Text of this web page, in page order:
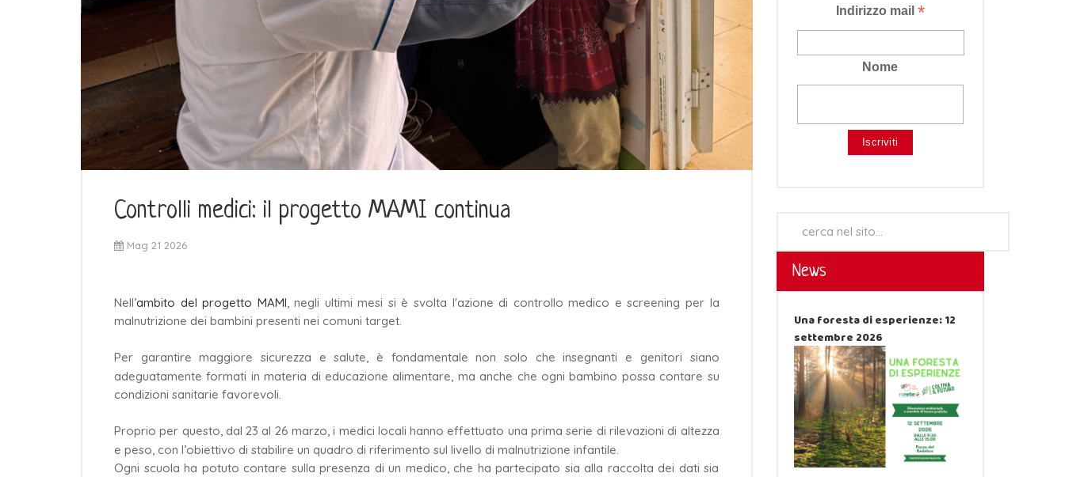
Controlli medici: il progetto MAMI continua
Mag 21 2026
Nell’ambito del progetto MAMI, negli ultimi mesi si è svolta l'azione di controllo medico e screening per la
malnutrizione dei bambini presenti nei comuni target.
Per garantire maggiore sicurezza e salute, è fondamentale non solo che insegnanti e genitori siano
adeguatamente formati in materia di educazione alimentare, ma anche che ogni bambino possa contare su
condizioni sanitarie favorevoli.
Proprio per questo, dal 23 al 26 marzo, i medici locali hanno effettuato una prima serie di rilevazioni di altezza
e peso, con l’obiettivo di stabilire un quadro di riferimento sul livello di malnutrizione infantile.
Ogni scuola ha potuto contare sulla presenza di un medico, che ha partecipato sia alla raccolta dei dati sia
Indirizzo mail *
Nome
News
Una foresta di esperienze: 12
settembre 2026